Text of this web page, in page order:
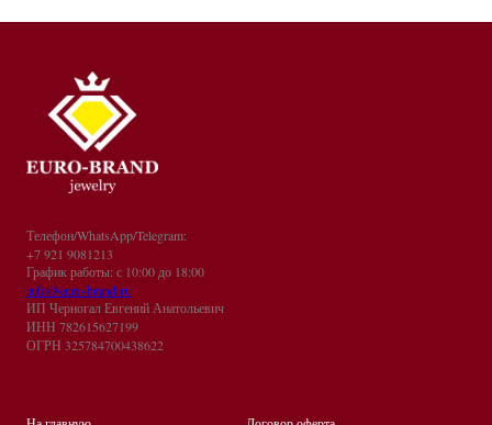
Телефон/WhatsApp/Telegram:
+7 921 9081213
График работы: с 10:00 до 18:00
info@euro-brand.ru
ИП Черногал Евгений Анатольевич
ИНН 782615627199
ОГРН 325784700438622